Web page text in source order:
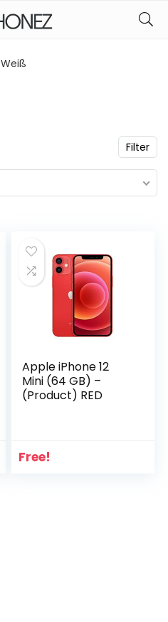
Weiß
Filter
Apple iPhone 12
Mini (64 GB) –
(Product) RED
Free!